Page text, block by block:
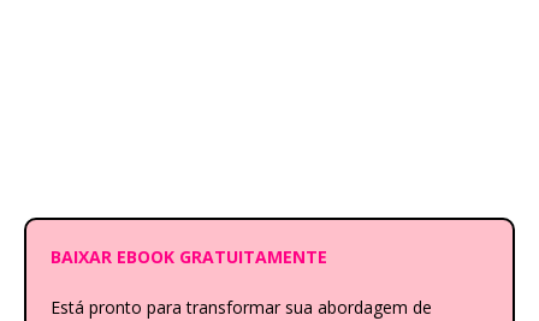
BAIXAR EBOOK GRATUITAMENTE
Está pronto para transformar sua abordagem de